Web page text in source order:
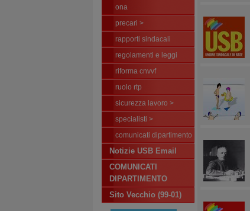
ona
precari >
rapporti sindacali
regolamenti e leggi
riforma cnvvf
ruolo rtp
sicurezza lavoro >
specialisti >
comunicati dipartimento
Notizie USB Email
COMUNICATI
DIPARTIMENTO
Sito Vecchio (99-01)